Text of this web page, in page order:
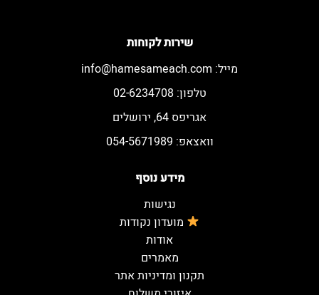
מידע נוסף
נגישות
מועדון נקודות
אודות
מאמרים
תקנון ומדיניות אתר
שירות לקוחות
מייל: info@hamesameach.com
טלפון: 02-6234708
אגריפס 64, ירושלים
וואצאפ: 054-5671989